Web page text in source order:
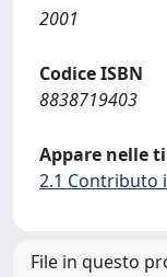
2001
Codice ISBN
8838719403
Appare nelle
2.1 Contributo
File in questo